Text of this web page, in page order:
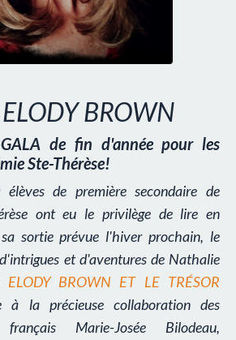
BROWN
de fin d'année pour les
Ste-Thérèse!
de première secondaire de
ont eu le privilège de lire en
sortie prévue l'hiver prochain, le
et d'aventures de Nathalie
ELODY BROWN ET LE TRÉSOR
à la précieuse collaboration des
Marie-Josée Bilodeau,